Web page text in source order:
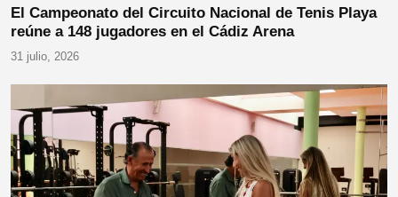
El Campeonato del Circuito Nacional de Tenis Playa
reúne a 148 jugadores en el Cádiz Arena
31 julio, 2026